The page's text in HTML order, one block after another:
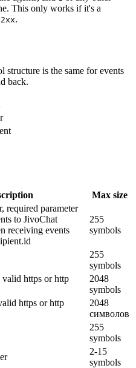
This only works if it's a
2xx.
structure is the same for events
back.
Max size
required parameter
to JivoChat
receiving events
255
symbols
255
symbols
https or http
2048
symbols
https or http
2048
символов
255
symbols
2-15
symbols